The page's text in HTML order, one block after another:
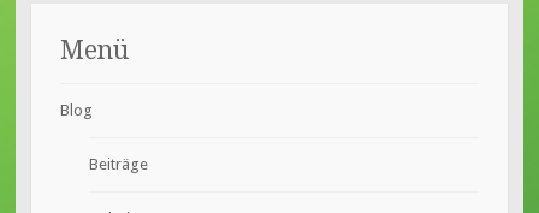
Menü
Blog
Beiträge